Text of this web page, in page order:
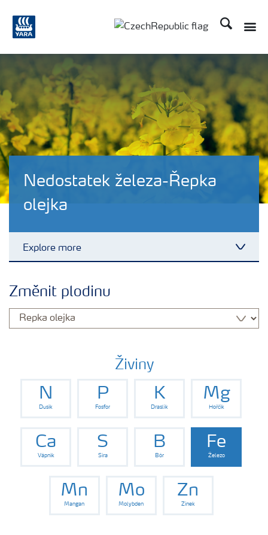
Hledat
Nedostatek železa-Řepka
olejka
Explore more
Hnojiva
Bezpečnost hnojiv
Dokumenty
Změnit plodinu
Živiny
N
Dusík
P
Fosfor
K
Draslík
Mg
Hořčík
Ca
Vápník
S
Síra
B
Bór
Fe
Železo
Mn
Mangan
Mo
Molybden
Zn
Zinek